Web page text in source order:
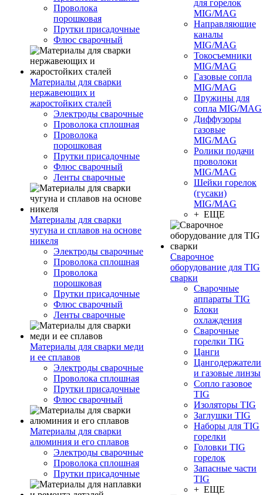
Проволока
порошковая
Прутки присадочные
Флюс сварочный
Материалы для сварки
нержавеющих и
жаростойких сталей
Электроды сварочные
Проволока сплошная
Проволока
порошковая
Прутки присадочные
Флюс сварочный
Ленты сварочные
Материалы для сварки
чугуна и сплавов на основе
никеля
Электроды сварочные
Проволока сплошная
Проволока
порошковая
Прутки присадочные
Флюс сварочный
Ленты сварочные
Материалы для сварки меди
и ее сплавов
Электроды сварочные
Проволока сплошная
Прутки присадочные
Флюс сварочный
Материалы для сварки
алюминия и его сплавов
Электроды сварочные
Проволока сплошная
Прутки присадочные
для горелок
MIG/MAG
Направляющие
каналы
MIG/MAG
Токосъемники
MIG/MAG
Газовые сопла
MIG/MAG
Пружины для
сопла MIG/MAG
Диффузоры
газовые
MIG/MAG
Ролики подачи
проволоки
MIG/MAG
Шейки горелок
(гусаки)
MIG/MAG
+ ЕЩЕ
Сварочное
оборудование для TIG
сварки
Сварочные
аппараты TIG
Блоки
охлаждения
Сварочные
горелки TIG
Цанги
Цангодержатели
и газовые линзы
Сопло газовое
TIG
Изоляторы TIG
Заглушки TIG
Наборы для TIG
горелки
Головки TIG
горелок
Запасные части
TIG
+ ЕЩЕ